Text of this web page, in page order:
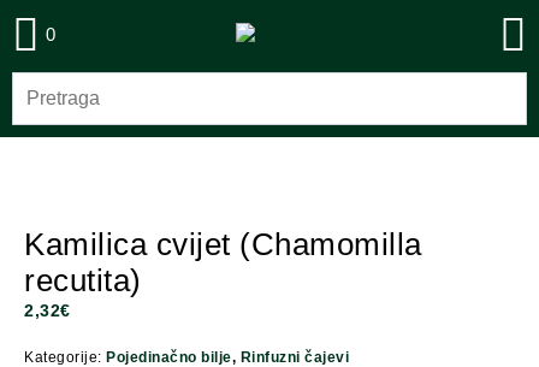
0
Kamilica cvijet (Chamomilla
recutita)
2,32€
Kategorije: Pojedinačno bilje, Rinfuzni čajevi